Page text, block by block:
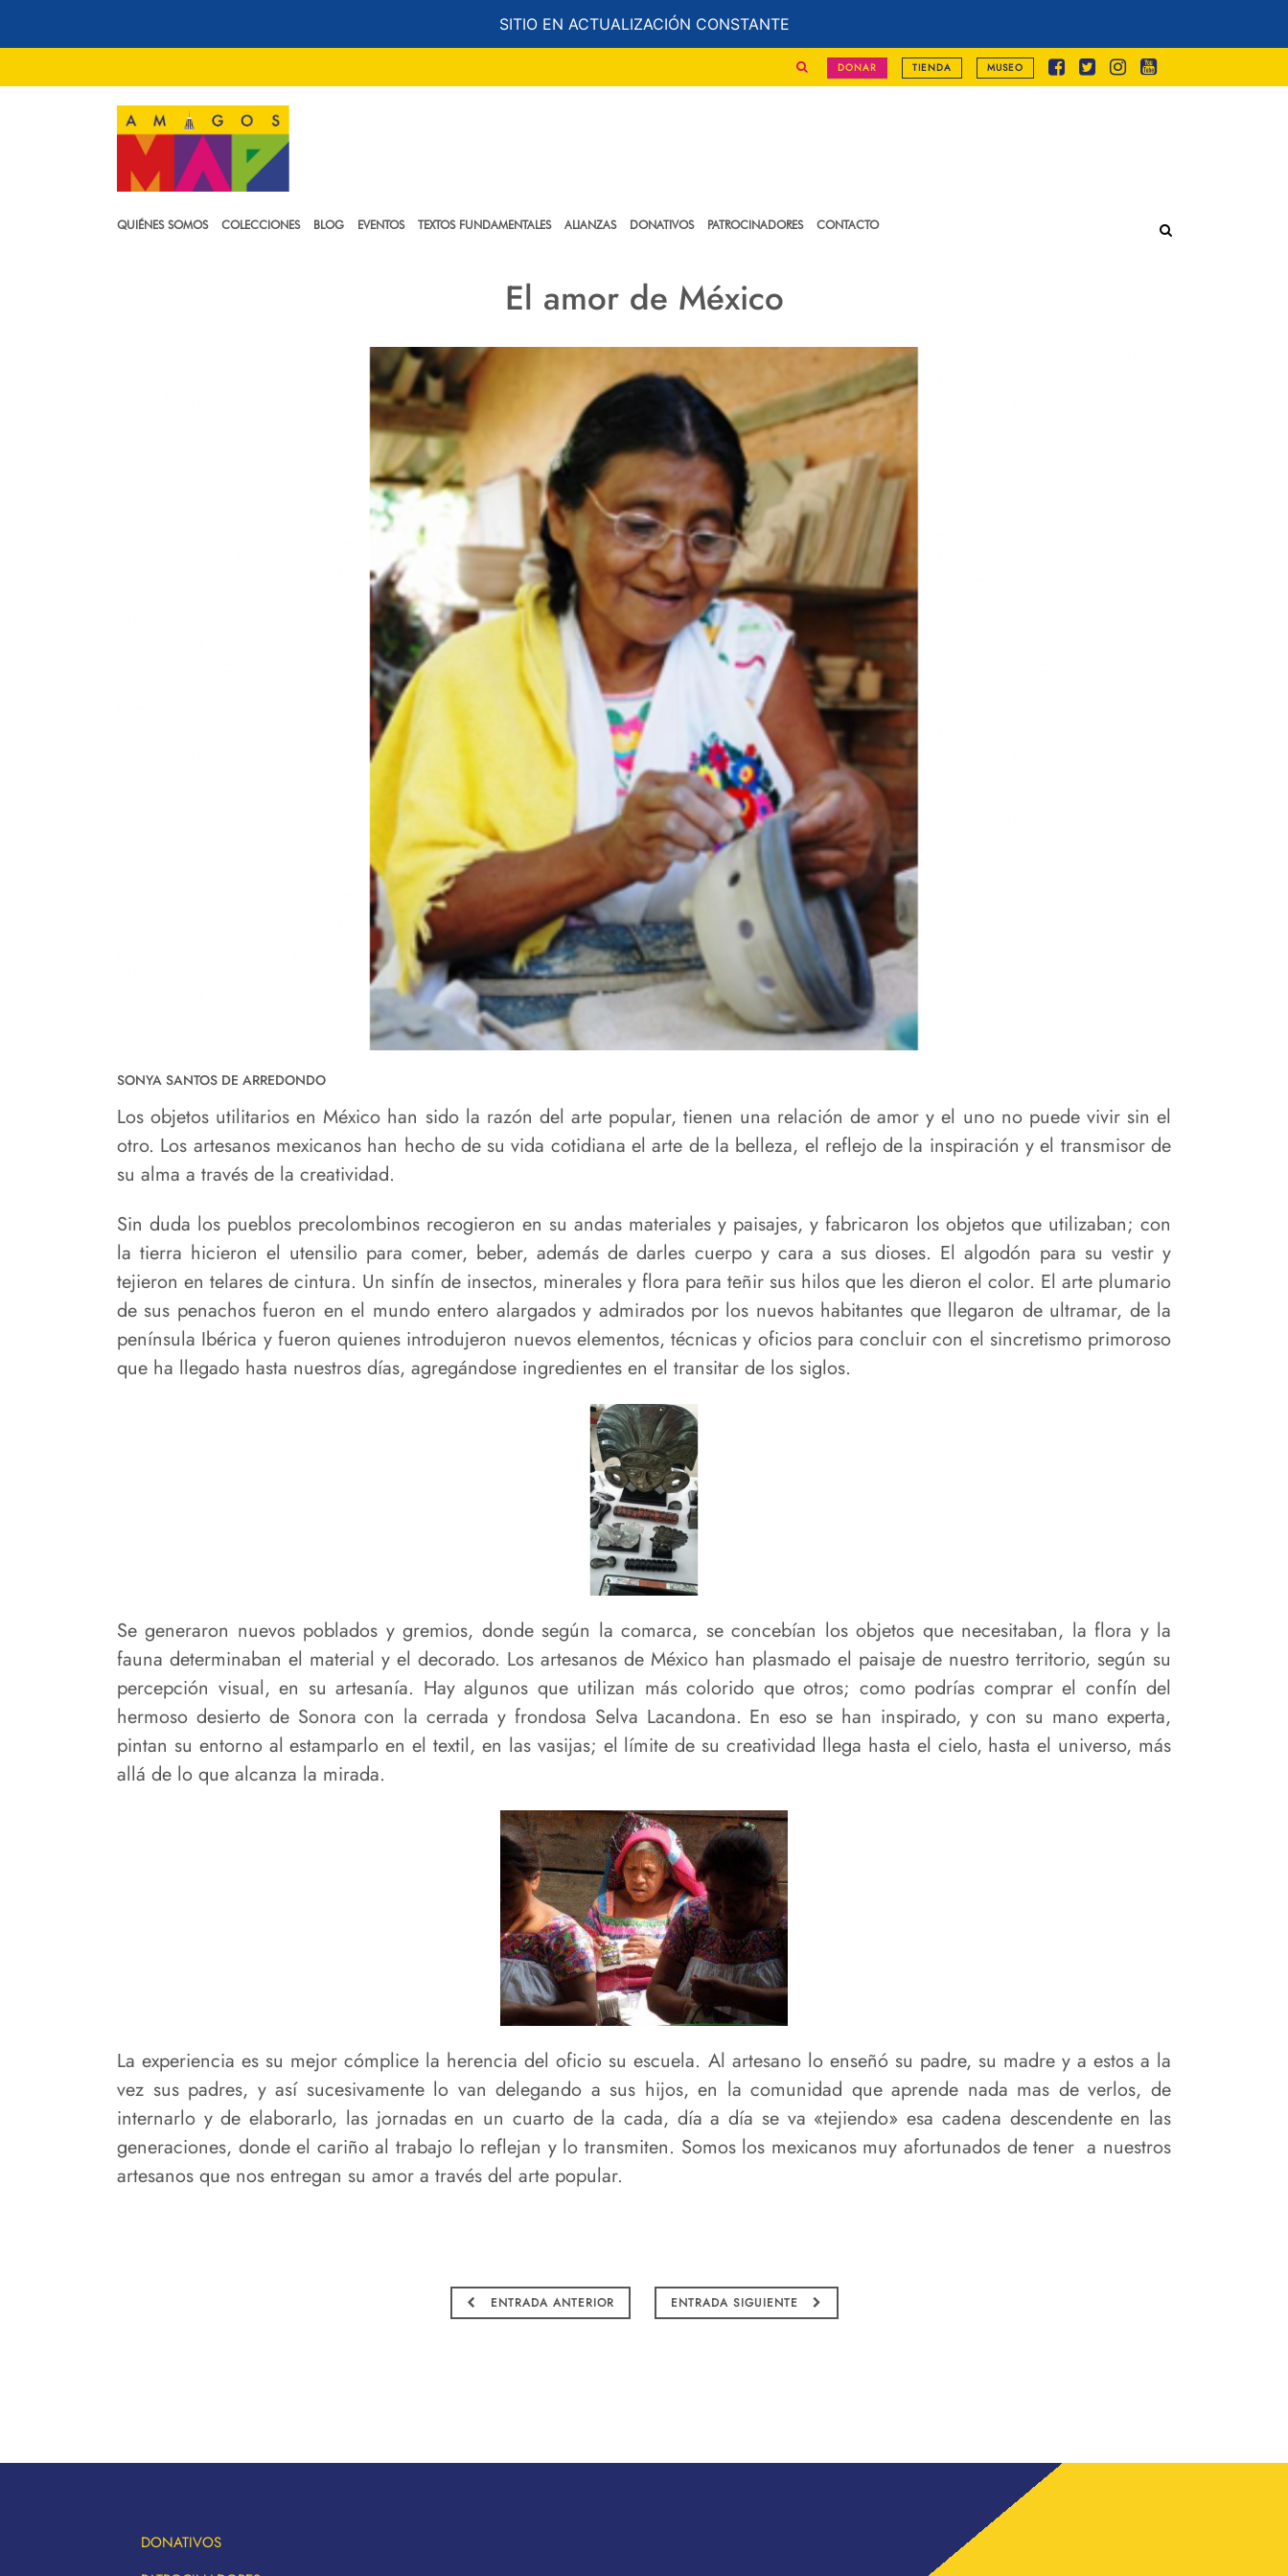
SITIO EN ACTUALIZACIÓN CONSTANTE
DONAR TIENDA MUSEO
QUIÉNES SOMOS COLECCIONES BLOG EVENTOS TEXTOS FUNDAMENTALES ALIANZAS DONATIVOS PATROCINADORES CONTACTO
El amor de México
SONYA SANTOS DE ARREDONDO
Los objetos utilitarios en México han sido la razón del arte popular, tienen una relación de amor y el uno no puede vivir sin el
otro. Los artesanos mexicanos han hecho de su vida cotidiana el arte de la belleza, el reflejo de la inspiración y el transmisor de
su alma a través de la creatividad.
Sin duda los pueblos precolombinos recogieron en su andas materiales y paisajes, y fabricaron los objetos que utilizaban; con
la tierra hicieron el utensilio para comer, beber, además de darles cuerpo y cara a sus dioses. El algodón para su vestir y
tejieron en telares de cintura. Un sinfín de insectos, minerales y flora para teñir sus hilos que les dieron el color. El arte plumario
de sus penachos fueron en el mundo entero alargados y admirados por los nuevos habitantes que llegaron de ultramar, de la
península Ibérica y fueron quienes introdujeron nuevos elementos, técnicas y oficios para concluir con el sincretismo primoroso
que ha llegado hasta nuestros días, agregándose ingredientes en el transitar de los siglos.
Se generaron nuevos poblados y gremios, donde según la comarca, se concebían los objetos que necesitaban, la flora y la
fauna determinaban el material y el decorado. Los artesanos de México han plasmado el paisaje de nuestro territorio, según su
percepción visual, en su artesanía. Hay algunos que utilizan más colorido que otros; como podrías comprar el confín del
hermoso desierto de Sonora con la cerrada y frondosa Selva Lacandona. En eso se han inspirado, y con su mano experta,
pintan su entorno al estamparlo en el textil, en las vasijas; el límite de su creatividad llega hasta el cielo, hasta el universo, más
allá de lo que alcanza la mirada.
La experiencia es su mejor cómplice la herencia del oficio su escuela. Al artesano lo enseñó su padre, su madre y a estos a la
vez sus padres, y así sucesivamente lo van delegando a sus hijos, en la comunidad que aprende nada mas de verlos, de
internarlo y de elaborarlo, las jornadas en un cuarto de la cada, día a día se va «tejiendo» esa cadena descendente en las
generaciones, donde el cariño al trabajo lo reflejan y lo transmiten. Somos los mexicanos muy afortunados de tener a nuestros
artesanos que nos entregan su amor a través del arte popular.
ENTRADA ANTERIOR ENTRADA SIGUIENTE
DONATIVOS